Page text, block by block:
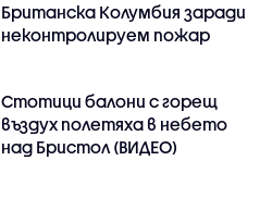
Британска Колумбия заради
неконтролируем пожар
Стотици балони с горещ
въздух полетяха в небето
над Бристол (ВИДЕО)